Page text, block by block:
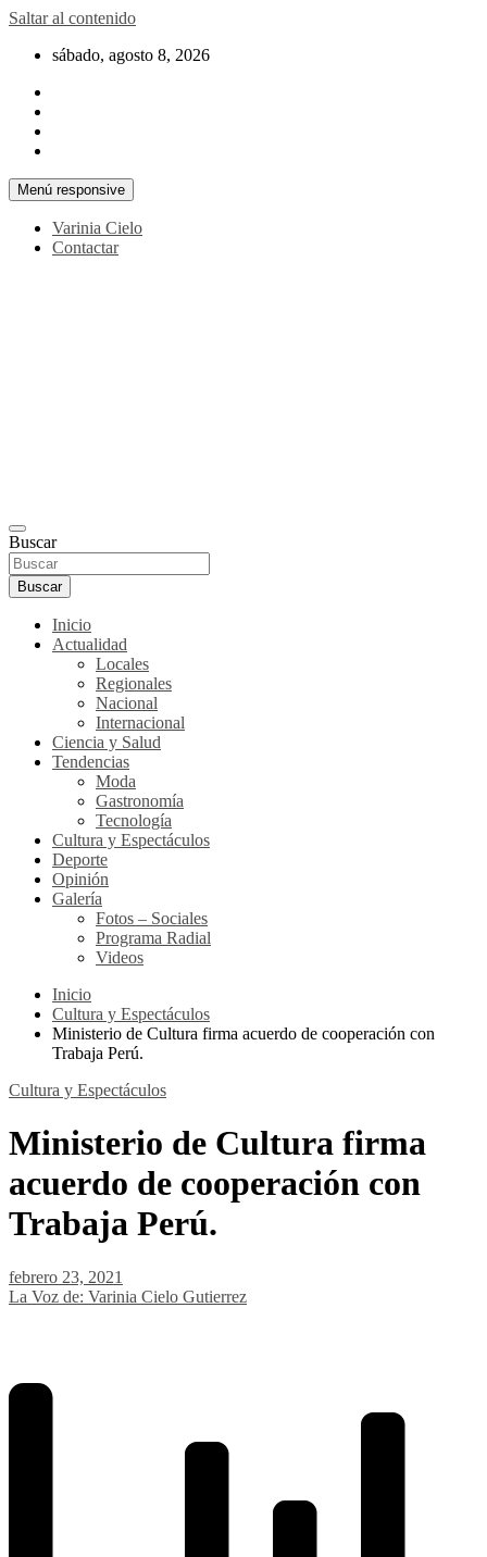
Saltar al contenido
sábado, agosto 8, 2026
Menú responsive
Varinia Cielo
Contactar
Buscar
Buscar
Inicio
Actualidad
Locales
Regionales
Nacional
Internacional
Ciencia y Salud
Tendencias
Moda
Gastronomía
Tecnología
Cultura y Espectáculos
Deporte
Opinión
Galería
Fotos – Sociales
Programa Radial
Videos
Inicio
Cultura y Espectáculos
Ministerio de Cultura firma acuerdo de cooperación con
Trabaja Perú.
Cultura y Espectáculos
Ministerio de Cultura firma
acuerdo de cooperación con
Trabaja Perú.
febrero 23, 2021
La Voz de: Varinia Cielo Gutierrez